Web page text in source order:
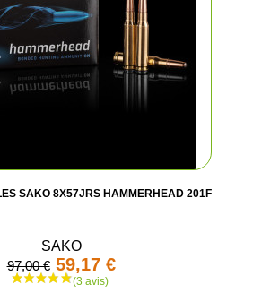
SAKO 8X57JRS HAMMERHEAD 201F
SAKO
97,00 € 59,17 €